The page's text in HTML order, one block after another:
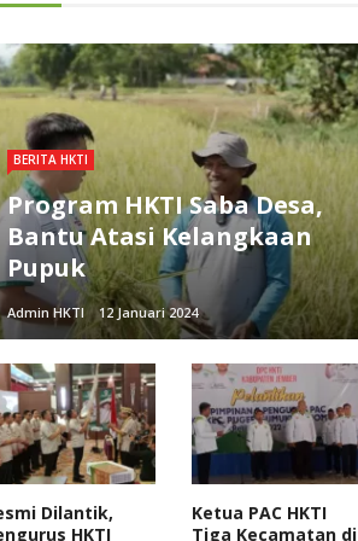
BERITA HKTI
Program HKTI Saba Desa,
Bantu Atasi Kelangkaan
Pupuk
Admin HKTI 12 Januari 2024
Dilantik,
HKTI
Ketua PAC HKTI
Tiga Kecamatan di